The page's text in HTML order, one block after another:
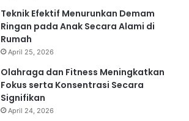
Teknik Efektif Menurunkan Demam
Ringan pada Anak Secara Alami di
Rumah
April 25, 2026
Olahraga dan Fitness Meningkatkan
Fokus serta Konsentrasi Secara
Signifikan
April 24, 2026